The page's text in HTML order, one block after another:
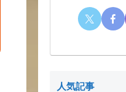
人気記事